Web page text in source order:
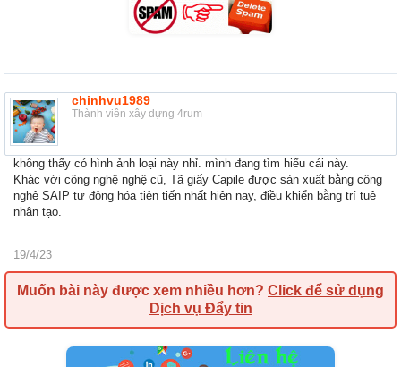
chinhvu1989
Thành viên xây dựng 4rum
không thấy có hình ảnh loại này nhỉ. mình đang tìm hiểu cái này.
Khác với công nghệ nghệ cũ, Tã giấy Capile được sản xuất bằng công
nghệ SAIP tự động hóa tiên tiến nhất hiện nay, điều khiển bằng trí tuệ
nhân tạo.
19/4/23
Muốn bài này được xem nhiều hơn? Click để sử dụng
Dịch vụ Đẩy tin